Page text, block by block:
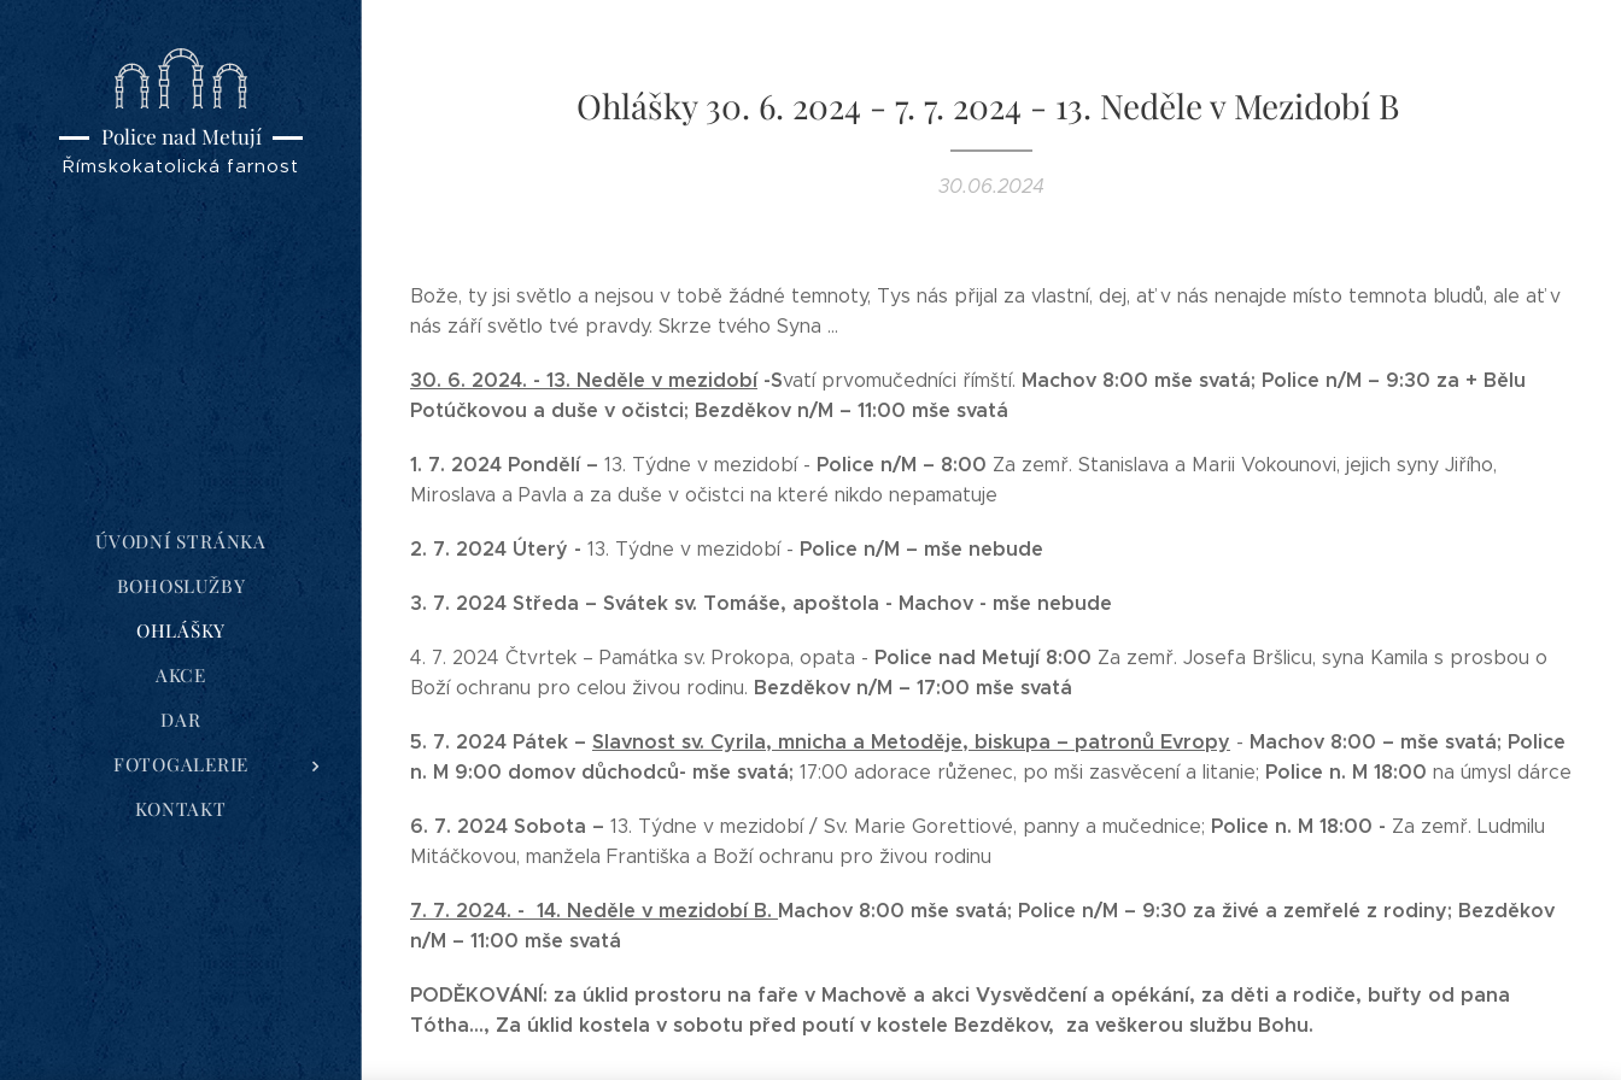
Police nad Metují
Římskokatolická farnost
ÚVODNÍ STRÁNKA
BOHOSLUŽBY
OHLÁŠKY
AKCE
DAR
FOTOGALERIE
KONTAKT
Ohlášky 30. 6. 2024 - 7. 7. 2024 - 13. Neděle v Mezidobí B
30.06.2024
Bože, ty jsi světlo a nejsou v tobě žádné temnoty, Tys nás přijal za vlastní, dej, ať v nás nenajde místo temnota bludů, ale ať v
nás září světlo tvé pravdy. Skrze tvého Syna ...
30. 6. 2024. - 13. Neděle v mezidobí-Svatí prvomučedníci římští. Machov 8:00 mše svatá; Police n/M – 9:30 za + Bělu
Potúčkovou a duše v očistci; Bezděkov n/M – 11:00 mše svatá
1. 7. 2024 Pondělí – 13. Týdne v mezidobí - Police n/M – 8:00 Za zemř. Stanislava a Marii Vokounovi, jejich syny Jiřího,
Miroslava a Pavla a za duše v očistci na které nikdo nepamatuje
2. 7. 2024 Úterý - 13. Týdne v mezidobí - Police n/M – mše nebude
3. 7. 2024 Středa – Svátek sv. Tomáše, apoštola - Machov - mše nebude
4. 7. 2024 Čtvrtek – Památka sv. Prokopa, opata - Police nad Metují 8:00 Za zemř. Josefa Bršlicu, syna Kamila s prosbou o
Boží ochranu pro celou živou rodinu. Bezděkov n/M – 17:00 mše svatá
5. 7. 2024 Pátek – Slavnost sv. Cyrila, mnicha a Metoděje, biskupa – patronů Evropy - Machov 8:00 – mše svatá; Police
n. M 9:00 domov důchodců- mše svatá; 17:00 adorace růženec, po mši zasvěcení a litanie; Police n. M 18:00 na úmysl dárce
6. 7. 2024 Sobota – 13. Týdne v mezidobí / Sv. Marie Gorettiové, panny a mučednice; Police n. M 18:00 - Za zemř. Ludmilu
Mitáčkovou, manžela Františka a Boží ochranu pro živou rodinu
7. 7. 2024. - 14. Neděle v mezidobí B. Machov 8:00 mše svatá; Police n/M – 9:30 za živé a zemřelé z rodiny; Bezděkov
n/M – 11:00 mše svatá
PODĚKOVÁNÍ: za úklid prostoru na faře v Machově a akci Vysvědčení a opékání, za děti a rodiče, buřty od pana
Tótha..., Za úklid kostela v sobotu před poutí v kostele Bezděkov, za veškerou službu Bohu.